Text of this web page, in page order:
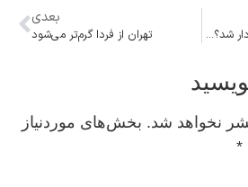
طلاق در کدام استان رکورد دار شد؟/ اینفوگرافیک
بعدی
تهران از فردا گرم‌تر می‌شود
نخواهد شد. بخش‌های موردنیاز
*